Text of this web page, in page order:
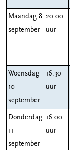
Maandag 8
september
20.00
uur
Woensdag
10
september
16.30
uur
Donderdag
11
september
16.00
uur